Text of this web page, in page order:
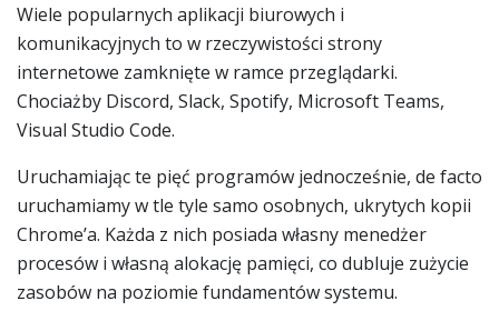
Wiele popularnych aplikacji biurowych i
komunikacyjnych to w rzeczywistości strony
internetowe zamknięte w ramce przeglądarki.
Chociażby Discord, Slack, Spotify, Microsoft Teams,
Visual Studio Code.
Uruchamiając te pięć programów jednocześnie, de facto
uruchamiamy w tle tyle samo osobnych, ukrytych kopii
Chrome’a. Każda z nich posiada własny menedżer
procesów i własną alokację pamięci, co dubluje zużycie
zasobów na poziomie fundamentów systemu.